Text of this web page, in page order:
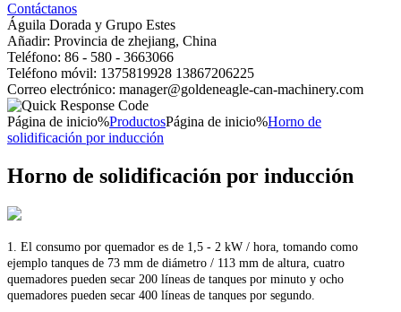
Contáctanos
Águila Dorada y Grupo Estes
Añadir: Provincia de zhejiang, China
Teléfono: 86 - 580 - 3663066
Teléfono móvil: 1375819928 13867206225
Correo electrónico: manager@goldeneagle-can-machinery.com
Página de inicio%ProductosPágina de inicio%Horno de
solidificación por inducción
Horno de solidificación por inducción
1.
El consumo por quemador es de 1,5 - 2 kW / hora, tomando como
ejemplo tanques de 73 mm de diámetro / 113 mm de altura, cuatro
quemadores pueden secar 200 líneas de tanques por minuto y ocho
quemadores pueden secar 400 líneas de tanques por segundo.